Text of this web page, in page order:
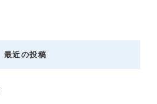
最近の投稿